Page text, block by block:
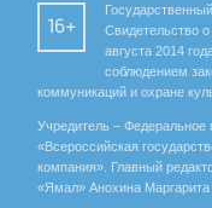
16+
Свидетельство
августа 2014
соблюдением
коммуникаций и охране
Учредитель – Федеральное
«Всероссийская
компания». Главный
«Ямал» Анохина